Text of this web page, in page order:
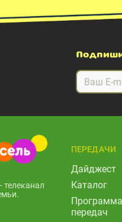
телеканал
ПЕРЕДАЧИ
Дайджест
Каталог
Программа
передач